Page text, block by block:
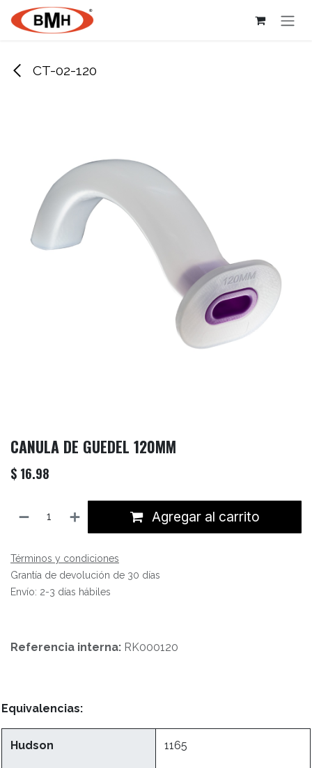
Ir al contenido
CT-02-120
CANULA DE GUEDEL 120MM
$ 16.98
Agregar al carrito
Términos y condiciones
Grantía de devolución de 30 días
Envío: 2-3 días hábiles
Referencia interna: RK000120
Equivalencias:
Hudson 1165